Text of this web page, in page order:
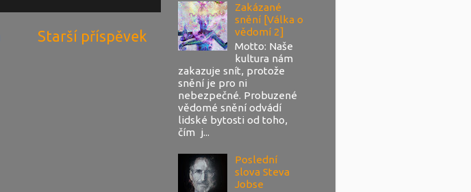
Starší příspěvek
Zakázané
snění [Válka o
vědomí 2]
Motto: Naše
kultura nám
zakazuje snít, protože
snění je pro ni
nebezpečné. Probuzené
vědomé snění odvádí
lidské bytosti od toho,
čím j...
Poslední
slova Steva
Jobse